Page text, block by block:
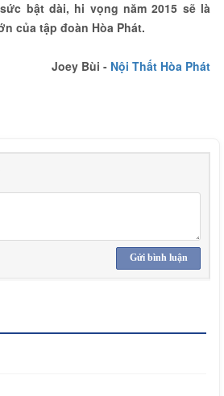
bật dài, hi vọng năm 2015 sẽ là
của tập đoàn Hòa Phát.
Joey Bùi - Nội Thất Hòa Phát
Gửi bình luận